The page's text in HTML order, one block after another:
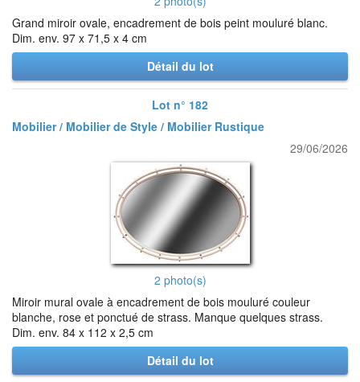
Grand miroir ovale, encadrement de bois peint mouluré blanc.
Dim. env. 97 x 71,5 x 4 cm
Détail du lot
Lot n° 182
Mobilier / Mobilier de Style / Mobilier Rustique
29/06/2026
2 photo(s)
Miroir mural ovale à encadrement de bois mouluré couleur
blanche, rose et ponctué de strass. Manque quelques strass.
Dim. env. 84 x 112 x 2,5 cm
Détail du lot